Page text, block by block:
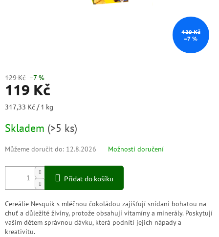
129 Kč
–7 %
129 Kč –7 %
119 Kč
Měrná
317,33 Kč / 1 kg
Skladem (>5 ks)
Můžeme doručit do: 12.8.2026 Možnosti doručení
Přidat do košíku
Cereálie Nesquik s mléčnou čokoládou zajišťují snídani bohatou na
chuť a důležité živiny, protože obsahují vitamíny a minerály. Poskytují
vašim dětem správnou dávku, která podnítí jejich nápady a
kreativitu.